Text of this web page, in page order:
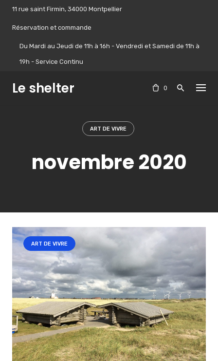
content
11 rue saint Firmin, 34000 Montpellier
Réservation et commande
Du Mardi au Jeudi de 11h à 16h - Vendredi et Samedi de 11h à
19h - Service Continu
Le shelter 0
ART DE VIVRE
novembre 2020
ART DE VIVRE